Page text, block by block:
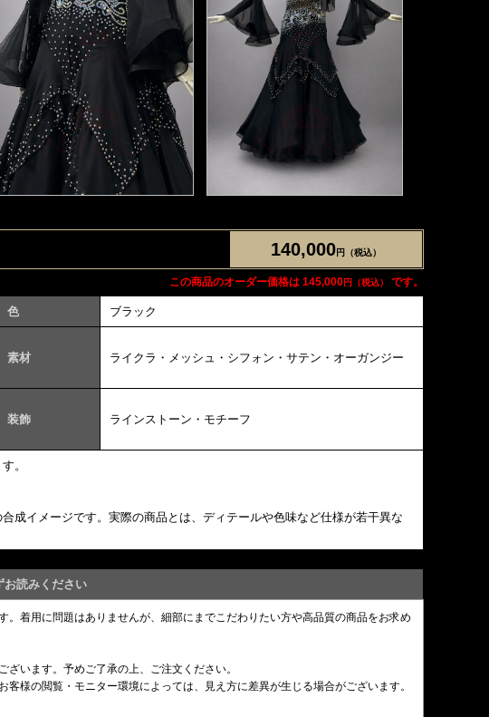
140,000円（税込）
この商品のオーダー価格は 145,000円（税込） です。
色 ブラック
素材
ライクラ・メッシュ・シフォン・サテン・オーガンジー
装飾
ラインストーン・モチーフ
。
成イメージです。実際の商品とは、ディテールや色味など仕様が若干異な
お読みください
着用に問題はありませんが、細部にまでこだわりたい方や高品質の商品をお求め
います。予めご了承の上、ご注文ください。
様の閲覧・モニター環境によっては、見え方に差異が生じる場合がございます。